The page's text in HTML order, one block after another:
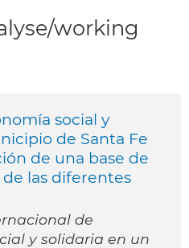
working
social y
de Santa Fe
de una base de
las diferentes
de
y solidaria en un